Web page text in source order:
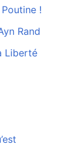
!
Rand
Liberté